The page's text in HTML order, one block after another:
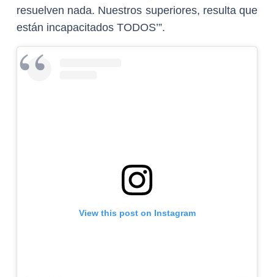
resuelven nada. Nuestros superiores, resulta que
están incapacitados TODOS’”.
View this post on Instagram